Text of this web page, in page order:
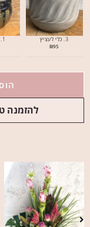
3. כלי לעציץ
₪95
1. נר יוקרתי
להזמנה